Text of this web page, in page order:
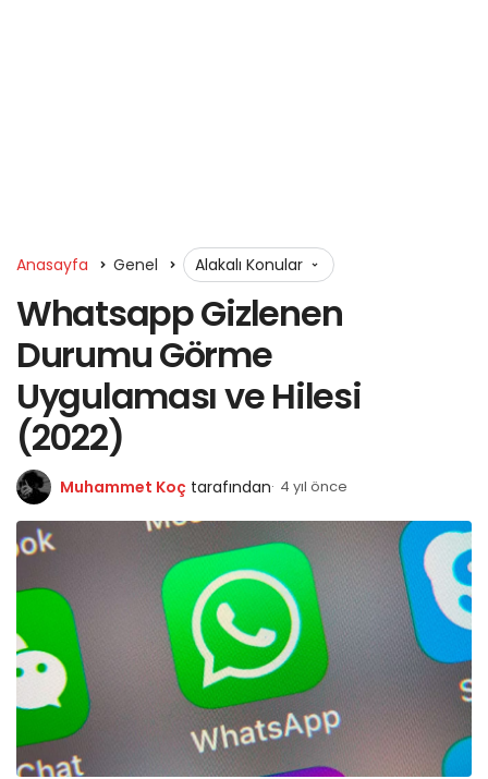
Anasayfa Genel Alakalı Konular
Whatsapp Gizlenen
Durumu Görme
Uygulaması ve Hilesi
(2022)
Muhammet Koç tarafından 4 yıl önce